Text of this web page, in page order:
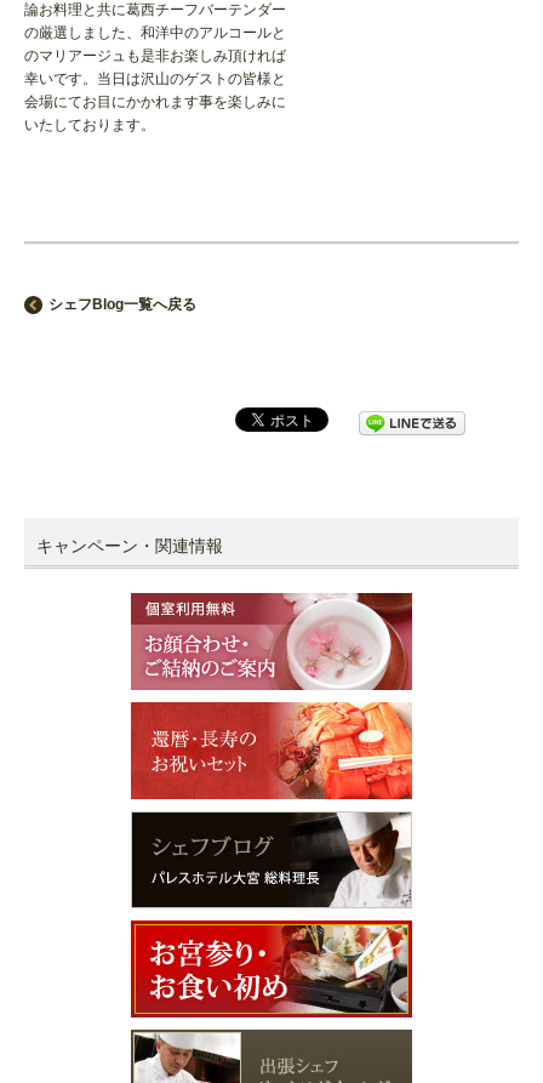
論お料理と共に葛西チーフバーテンダー
の厳選しました、和洋中のアルコールと
のマリアージュも是非お楽しみ頂ければ
幸いです。当日は沢山のゲストの皆様と
会場にてお目にかかれます事を楽しみに
いたしております。
シェフBlog一覧へ戻る
キャンペーン・関連情報